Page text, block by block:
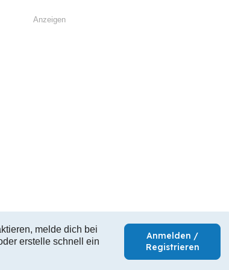
Anzeigen
melde dich bei
erstelle schnell ein
Anmelden /
Registrieren